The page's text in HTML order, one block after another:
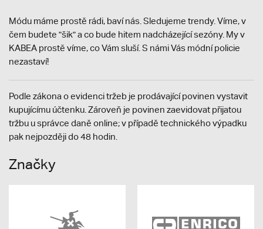
Módu máme prostě rádi, baví nás. Sledujeme trendy. Víme, v
čem budete "šik" a co bude hitem nadcházející sezóny. My v
KABEA prostě víme, co Vám sluší. S námi Vás módní policie
nezastaví!
Podle zákona o evidenci tržeb je prodávající povinen vystavit
kupujícímu účtenku. Zároveň je povinen zaevidovat přijatou
tržbu u správce daně online; v případě technického výpadku
pak nejpozději do 48 hodin.
Značky